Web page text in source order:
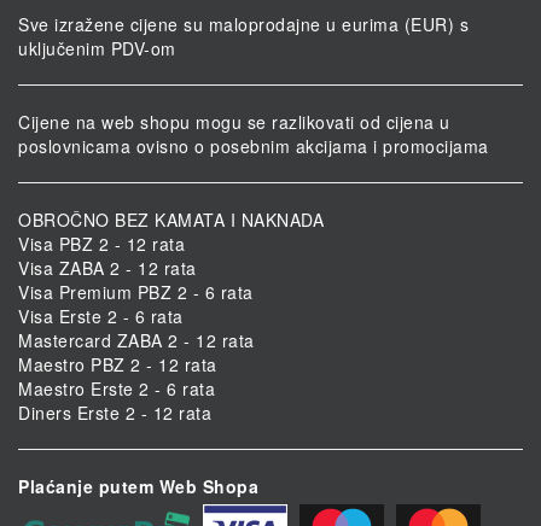
Sve izražene cijene su maloprodajne u eurima (EUR) s
uključenim PDV-om
Cijene na web shopu mogu se razlikovati od cijena u
poslovnicama ovisno o posebnim akcijama i promocijama
OBROČNO BEZ KAMATA I NAKNADA
Visa PBZ 2 - 12 rata
Visa ZABA 2 - 12 rata
Visa Premium PBZ 2 - 6 rata
Visa Erste 2 - 6 rata
Mastercard ZABA 2 - 12 rata
Maestro PBZ 2 - 12 rata
Maestro Erste 2 - 6 rata
Diners Erste 2 - 12 rata
Plaćanje putem Web Shopa